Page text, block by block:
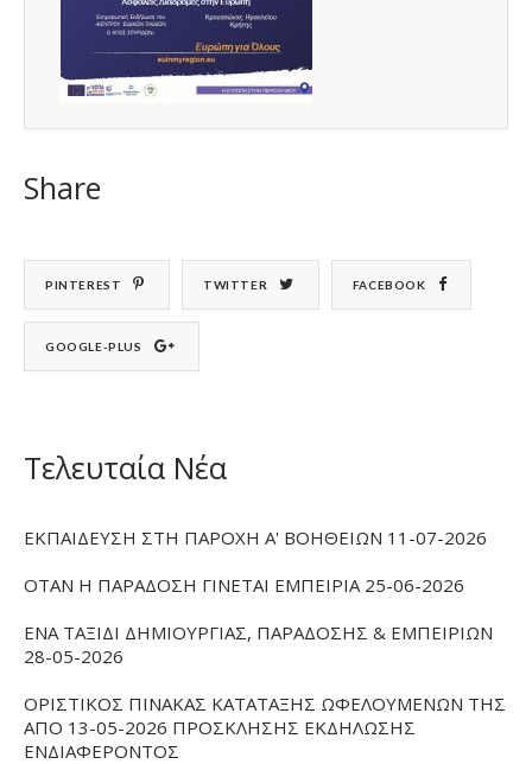
Share
PINTEREST TWITTER FACEBOOK
GOOGLE-PLUS
Τελευταία Νέα
ΕΚΠΑΙΔΕΥΣΗ ΣΤΗ ΠΑΡΟΧΗ Α' ΒΟΗΘΕΙΩΝ 11-07-2026
ΟΤΑΝ Η ΠΑΡΑΔΟΣΗ ΓΙΝΕΤΑΙ ΕΜΠΕΙΡΙΑ 25-06-2026
ΕΝΑ ΤΑΞΙΔΙ ΔΗΜΙΟΥΡΓΙΑΣ, ΠΑΡΑΔΟΣΗΣ & ΕΜΠΕΙΡΙΩΝ
28-05-2026
ΟΡΙΣΤΙΚΟΣ ΠΙΝΑΚΑΣ ΚΑΤΑΤΑΞΗΣ ΩΦΕΛΟΥΜΕΝΩΝ ΤΗΣ
ΑΠΟ 13-05-2026 ΠΡΟΣΚΛΗΣΗΣ ΕΚΔΗΛΩΣΗΣ
ΕΝΔΙΑΦΕΡΟΝΤΟΣ